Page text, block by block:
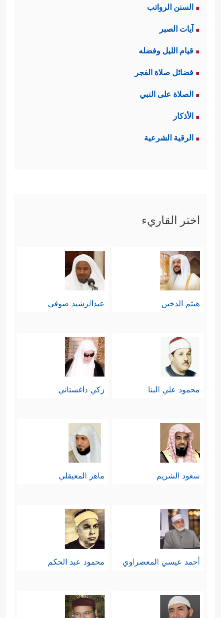
السنن الرواتب
آيات الصبر
قيام الليل وفضله
فضائل صلاة الفجر
الصلاة على النبي
الأذكار
الرقية الشرعية
اختر القاريء
هيثم الدخين عبدالرشيد صوفي
محمود علي البنا زكي داغستاني
سعود الشريم ماهر المعيقلي
أحمد عيسي المعصراوي محمود عبد الحكم